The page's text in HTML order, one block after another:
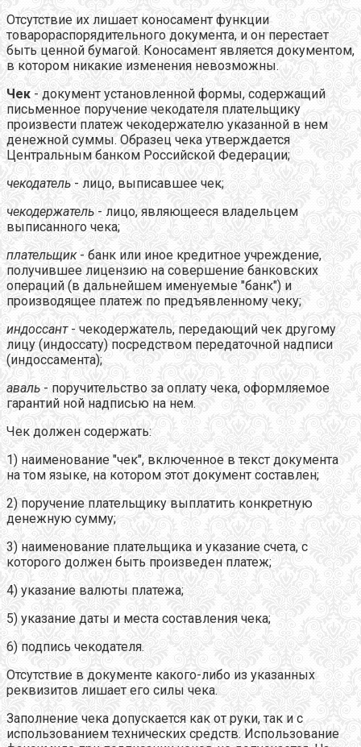
Отсутствие их лишает коносамент функции
товарораспорядительного документа, и он перестает
быть ценной бумагой. Коносамент является документом,
в котором никакие изменения невозможны.
Чек - документ установленной формы, содержащий
письменное поручение чекодателя плательщику
произвести платеж чекодержателю указанной в нем
денежной суммы. Образец чека утверждается
Центральным банком Российской Федерации;
чекодатель - лицо, выписавшее чек;
чекодержатель - лицо, являющееся владельцем
выписанного чека;
плательщик- банк или иное кредитное учреждение,
получившее лицензию на совершение банковских
операций (в дальнейшем именуемые "банк") и
производящее платеж по предъявленному чеку;
индоссант- чекодержатель, передающий чек другому
лицу (индоссату) посредством передаточной надписи
(индоссамента);
аваль - поручительство за оплату чека, оформляемое
гарантий ной надписью на нем.
Чек должен содержать:
1) наименование "чек", включенное в текст документа
на том языке, на котором этот документ составлен;
2) поручение плательщику выплатить конкретную
денежную сумму;
3) наименование плательщика и указание счета, с
которого должен быть произведен платеж;
4) указание валюты платежа;
5) указание даты и места составления чека;
6) подпись чекодателя.
Отсутствие в документе какого-либо из указанных
реквизитов лишает его силы чека.
Заполнение чека допускается как от руки, так и с
использованием технических средств. Использование